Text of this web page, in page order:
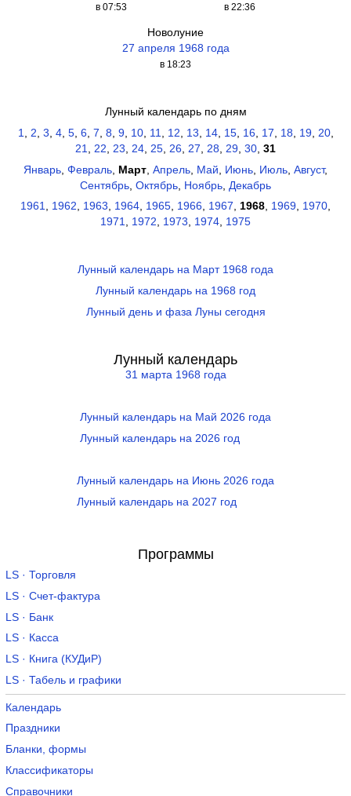
в 07:53 в 22:36
Новолуние
27 апреля 1968 года
в 18:23
Лунный календарь по дням
1
2 3 4, 5, 6, 7 8 9, 10, 11 12 13 14, 15, 16, 17 18 19, 20,
21
22 23 24 25 26 27 28 29 30 31
Январь Февраль Март Апрель Май Июнь Июль Август,
Сентябрь Октябрь Ноябрь Декабрь
1961, 1962, 1963, 1964, 1965, 1966, 1967, 1968, 1969, 1970,
1971, 1972, 1973, 1974, 1975
Лунный календарь на Март 1968 года
Лунный календарь на 1968 год
Лунный день и фаза Луны сегодня
Лунный календарь
31 марта 1968 года
Лунный календарь на Май 2026 года
Лунный календарь на 2026 год
Лунный календарь на Июнь 2026 года
Лунный календарь на 2027 год
Программы
LS · Торговля
LS · Счет-фактура
LS · Банк
LS · Касса
LS · Книга (КУДиР)
LS · Табель и графики
Календарь
Праздники
Бланки, формы
Классификаторы
Справочники